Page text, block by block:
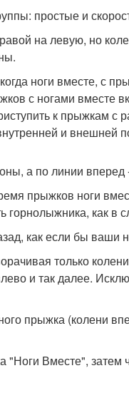
простые и
на левую, но
ноги вместе, с
с ногами вместе
к прыжкам с
и внешней
а по линии вперед
прыжков ноги
горнолыжника, как в
как если бы ваши
только
и так далее.
прыжка (колени
"Ноги Вместе", затем